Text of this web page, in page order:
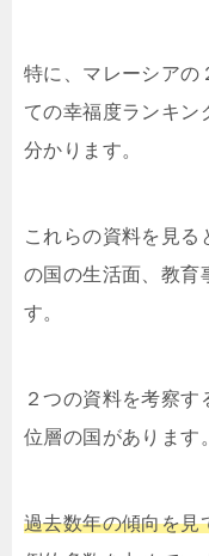
特に、マレーシアの
ての幸福度ランキン
分かります。
これらの資料を見る
の国の生活面、教育
す。
２つの資料を考察
位層の国があります。
過去数年の傾向を見